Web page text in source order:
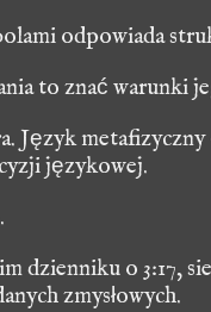
odpowiada
to znać warunki
Język
językowej.
dzienniku o 3:17,
zmysłowych.